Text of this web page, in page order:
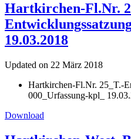
Hartkirchen-Fl.Nr.
19.03.2018
Updated on 22 März 2018
Hartkirchen-Fl.Nr. 25_T.-
000_Urfassung-kpl_
Download